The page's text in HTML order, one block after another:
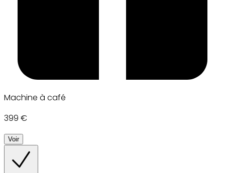
Machine à café
399 €
Voir